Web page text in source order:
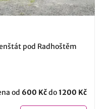
pod Radhoštěm
od 600 Kčdo1200 Kč